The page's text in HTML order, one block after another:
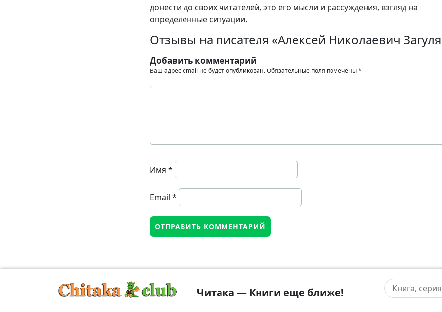
донести до своих читателей, это его мысли и рассуждения, взгляд на
определенные ситуации.
Отзывы на писателя «Алексей Николаевич
Добавить комментарий
Ваш адрес email не будет опубликован.Обязательные поля помечены*
Имя *
Email *
Читака — Книги еще ближе!